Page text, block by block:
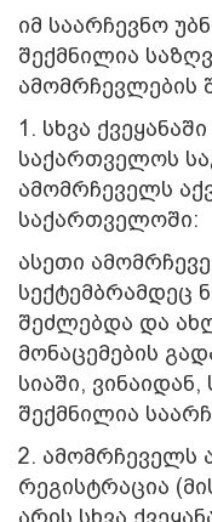
იმ საარჩევნო
შექმნილია
ამომრჩევლების
1. სხვა
საქართველოს
ამომრჩეველს
საქართველოში:
ასეთი
სექტემბრამდეც
შეძლებდა და
მონაცემების
სიაში,
შექმნილია
2. ამომრჩეველს
რეგისტრაცია
არის სხვა